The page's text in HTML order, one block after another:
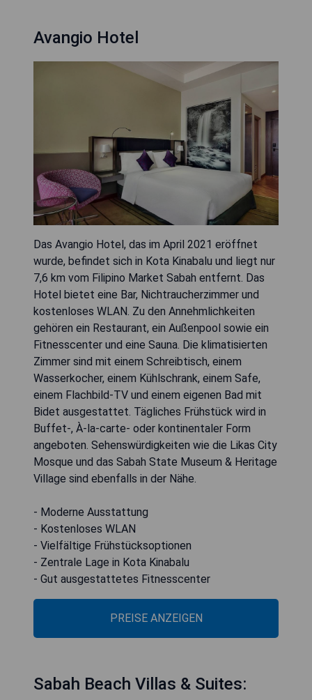
Avangio Hotel
Das Avangio Hotel, das im April 2021 eröffnet
wurde, befindet sich in Kota Kinabalu und liegt nur
7,6 km vom Filipino Market Sabah entfernt. Das
Hotel bietet eine Bar, Nichtraucherzimmer und
kostenloses WLAN. Zu den Annehmlichkeiten
gehören ein Restaurant, ein Außenpool sowie ein
Fitnesscenter und eine Sauna. Die klimatisierten
Zimmer sind mit einem Schreibtisch, einem
Wasserkocher, einem Kühlschrank, einem Safe,
einem Flachbild-TV und einem eigenen Bad mit
Bidet ausgestattet. Tägliches Frühstück wird in
Buffet-, À-la-carte- oder kontinentaler Form
angeboten. Sehenswürdigkeiten wie die Likas City
Mosque und das Sabah State Museum & Heritage
Village sind ebenfalls in der Nähe.
- Moderne Ausstattung
- Kostenloses WLAN
- Vielfältige Frühstücksoptionen
- Zentrale Lage in Kota Kinabalu
- Gut ausgestattetes Fitnesscenter
PREISE ANZEIGEN
Sabah Beach Villas & Suites: